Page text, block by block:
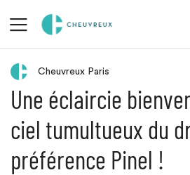
Retour aux actualités
Cheuvreux Paris
Une éclaircie
ciel tumultueux du
préférence Pinel !